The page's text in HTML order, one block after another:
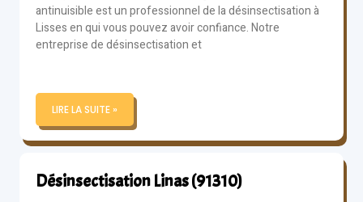
antinuisible est un professionnel de la désinsectisation à
Lisses en qui vous pouvez avoir confiance. Notre
entreprise de désinsectisation et
LIRE LA SUITE »
Désinsectisation Linas (91310)